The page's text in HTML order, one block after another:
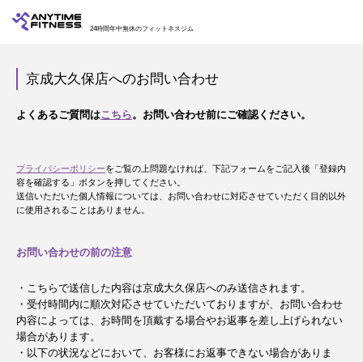
24時間年中無休のフィットネスジム
京成大久保店へのお問い合わせ
よくあるご質問はこちら。お問い合わせ前にご確認ください。
プライバシーポリシーをご覧の上問題なければ、下記フォームをご記入後「登録内
容を確認する」ボタンを押してください。
送信いただいた個人情報については、お問い合わせに対応させていただく目的以外
に使用されることはありません。
お問い合わせの前の注意
・こちらで送信した内容は京成大久保店へのみ送信されます。
・受付時間内に順次対応させていただいておりますが、お問い合わせ
内容によっては、お時間を頂戴する場合やお返事を差し上げられない
場合があります。
・以下の状況などにおいて、お客様にお返事できない場合がありま